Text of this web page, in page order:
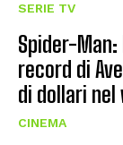
SERIE TV
Spider-Man:
record di
di dollari
CINEMA